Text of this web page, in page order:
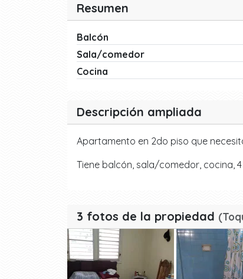
Resumen
Balcón
Sala/comedor
Cocina
Descripción ampliada
Apartamento en 2do piso que
Tiene balcón, sala/comedor, cocina,
3 fotos de la propiedad